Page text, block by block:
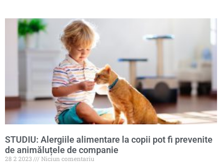
STUDIU: Alergiile alimentare la copii pot fi prevenite
de animăluțele de companie
28 2 2023
Niciun comentariu